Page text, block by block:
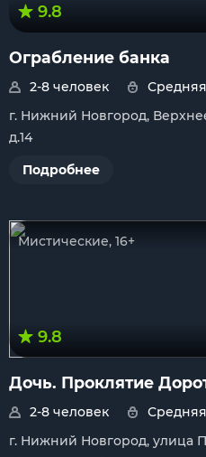
9.8
Ограбление банка
2-8 человек
г. Нижний Новгород,
д.14
Подробнее
Мистические, 16+
9.8
Дочь. Проклятие
2-8 человек
г. Нижний Новгород, улица